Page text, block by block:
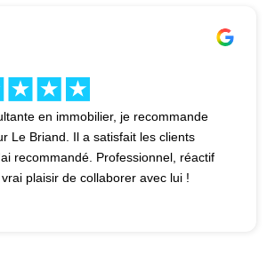
en immobilier, je recommande
Le Briand. Il a satisfait les clients
recommandé. Professionnel, réactif
plaisir de collaborer avec lui !